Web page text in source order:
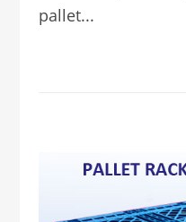
pallet...